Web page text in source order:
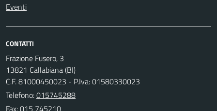
Eventi
CONTATTI
Frazione Fusero, 3
13821 Callabiana (BI)
C.F. 81000450023 - P.Iva: 01580330023
Telefono:015745288
Fax: 015 745210